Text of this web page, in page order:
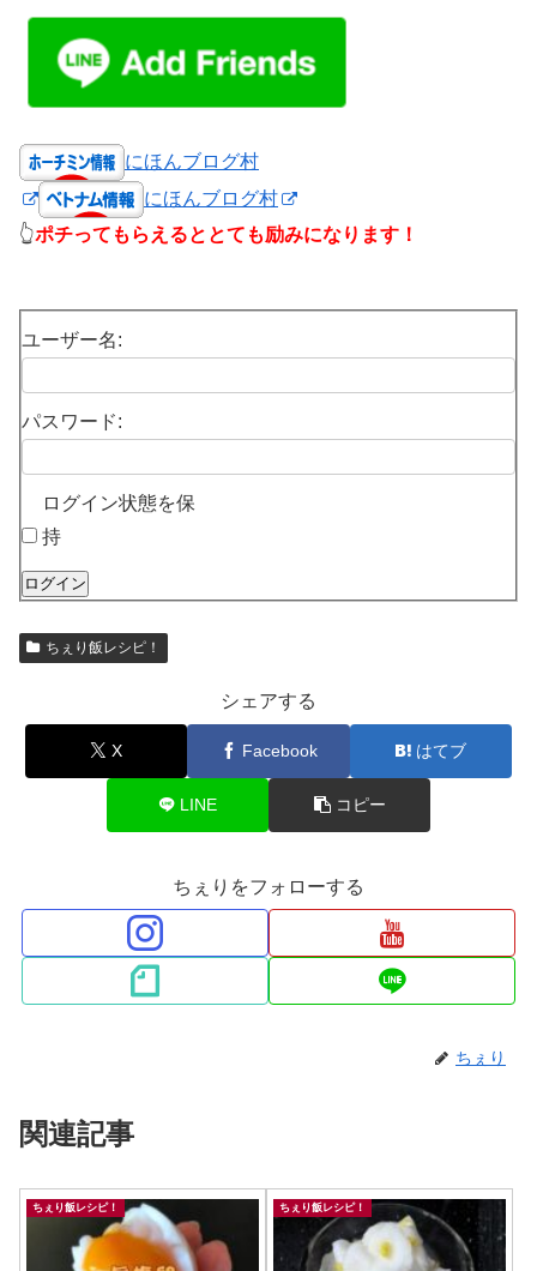
にほんブログ村
にほんブログ村
👆ポチってもらえるととても励みになります！
ユーザー名:
パスワード:
ログイン状態を保
持
ログイン
ちぇり飯レシピ！
シェアする
X Facebook はてブ
LINE コピー
ちぇりをフォローする
ちぇり
関連記事
ちぇり飯レシピ！ ちぇり飯レシピ！